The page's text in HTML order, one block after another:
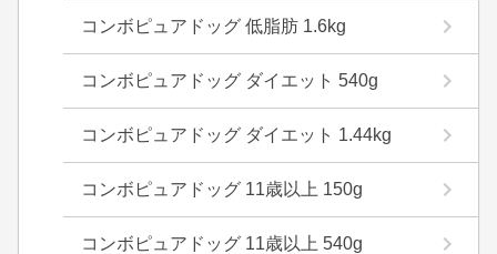
コンボピュアドッグ 低脂肪 1.6kg
コンボピュアドッグ ダイエット 540g
コンボピュアドッグ ダイエット 1.44kg
コンボピュアドッグ 11歳以上 150g
コンボピュアドッグ 11歳以上 540g